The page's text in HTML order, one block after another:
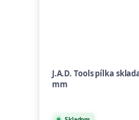
J.A.D. Tools pílka
mm